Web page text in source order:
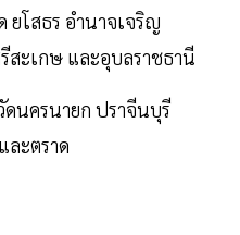
ยโสธร อำนาจเจริญ
สะเกษ และอุบลราชธานี
รนายก ปราจีนบุรี
ละตราด